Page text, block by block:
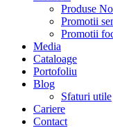
Produse
Promotii
Promotii
Media
Cataloage
Portofoliu
Blog
Sfaturi utile
Cariere
Contact